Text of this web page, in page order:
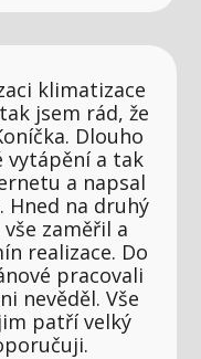
klimatizace
jsem rád, že
Dlouho
vytápění a tak
a napsal
Hned na druhý
zaměřil a
realizace. Do
pracovali
nevěděl. Vše
patří velký